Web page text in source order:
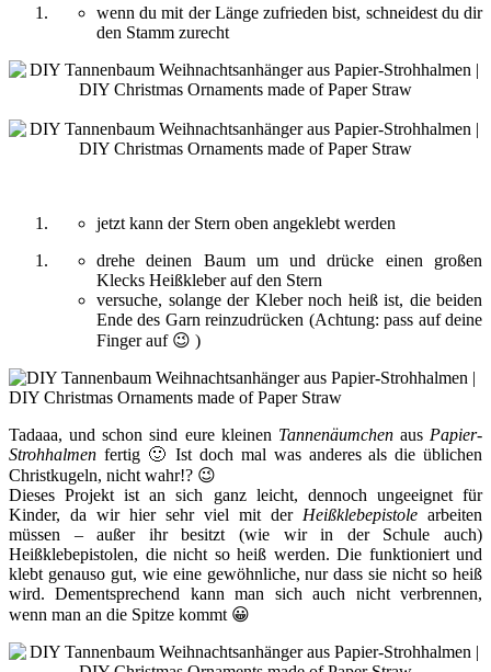
wenn du mit der Länge zufrieden bist, schneidest du dir
den Stamm zurecht
jetzt kann der Stern oben angeklebt werden
drehe deinen Baum um und drücke einen großen
Klecks Heißkleber auf den Stern
versuche, solange der Kleber noch heiß ist, die beiden
Ende des Garn reinzudrücken (Achtung: pass auf deine
Finger auf 😉 )
Tadaaa, und schon sind eure kleinen Tannenäumchenaus Papier-
Strohhalmen fertig 🙂 Ist doch mal was anderes als die üblichen
Christkugeln, nicht wahr!? 😉
Dieses Projekt ist an sich ganz leicht, dennoch ungeeignet für
Kinder, da wir hier sehr viel mit der Heißklebepistole arbeiten
müssen – außer ihr besitzt (wie wir in der Schule auch)
Heißklebepistolen, die nicht so heiß werden. Die funktioniert und
klebt genauso gut, wie eine gewöhnliche, nur dass sie nicht so heiß
wird. Dementsprechend kann man sich auch nicht verbrennen,
wenn man an die Spitze kommt 😀